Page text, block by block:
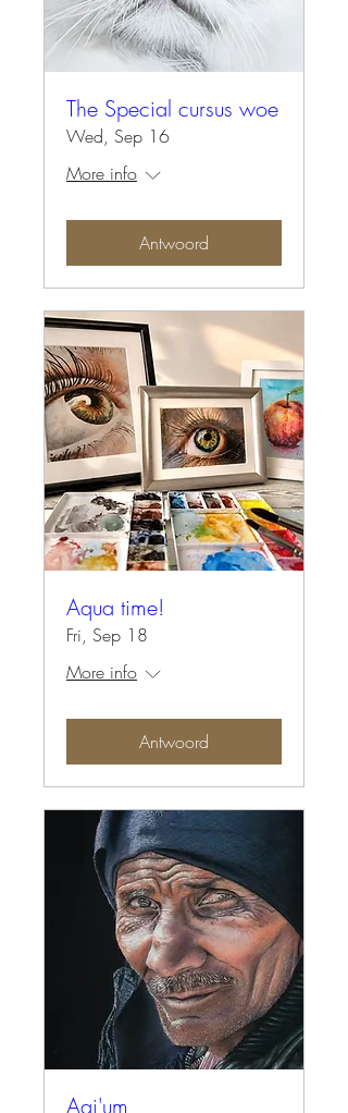
The Special cursus woe
Wed, Sep 16
More info
Antwoord
Aqua time!
Fri, Sep 18
More info
Antwoord
Aai'um